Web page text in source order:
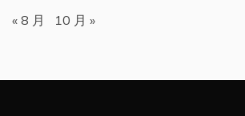
« 8 月 10 月 »